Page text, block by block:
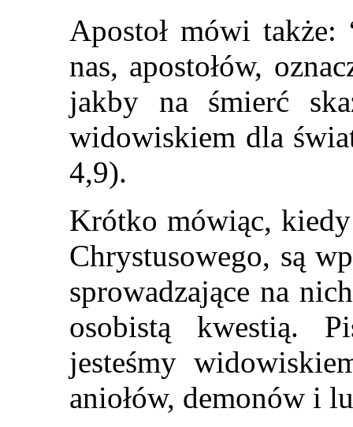
Apostoł mówi
nas, apostołów,
jakby na śmierć
widowiskiem dla
4,9).
Krótko mówiąc,
Chrystusowego, są
sprowadzające na
osobistą kwestią.
jesteśmy
aniołów, demonów i